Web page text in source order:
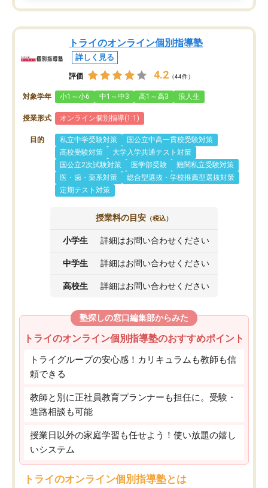
トライのオンライン個別指導塾
詳しく見る
評価 4.2 （44件）
対象学年 小1～小6 中1～中3 高1～高3 浪人生
授業形式 オンライン個別指導(1:1)
目的 私立中学受験対策
国公立中高一貫校受験対策
高校受験対策
大学入学共通テスト対策
国公立2次試験対策
医学部受験
難関私立受験対策
医・歯・薬系対策
総合型選抜・学校推薦型選抜対策
定期テスト対策
授業料の目安 （税込）
小学生 詳細はお問い合わせください
中学生 詳細はお問い合わせください
高校生 詳細はお問い合わせください
塾探しの窓口編集部からみた
トライのオンライン個別指導塾のおすすめポイント
トライグループの安心感！カリキュラムも教師も信
頼できる
教師と別に正社員教育プランナーも担任に。受験・
進路相談も可能
授業日以外の家庭学習も任せよう！使い放題の嬉し
いシステム
トライのオンライン個別指導塾とは